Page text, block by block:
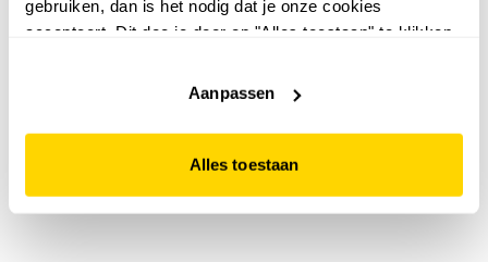
gebruiken, dan is het nodig dat je onze cookies
accepteert. Dit doe je door op "Alles toestaan" te klikken.
website niet optimaal functioneert.
Aanpassen
Alles toestaan